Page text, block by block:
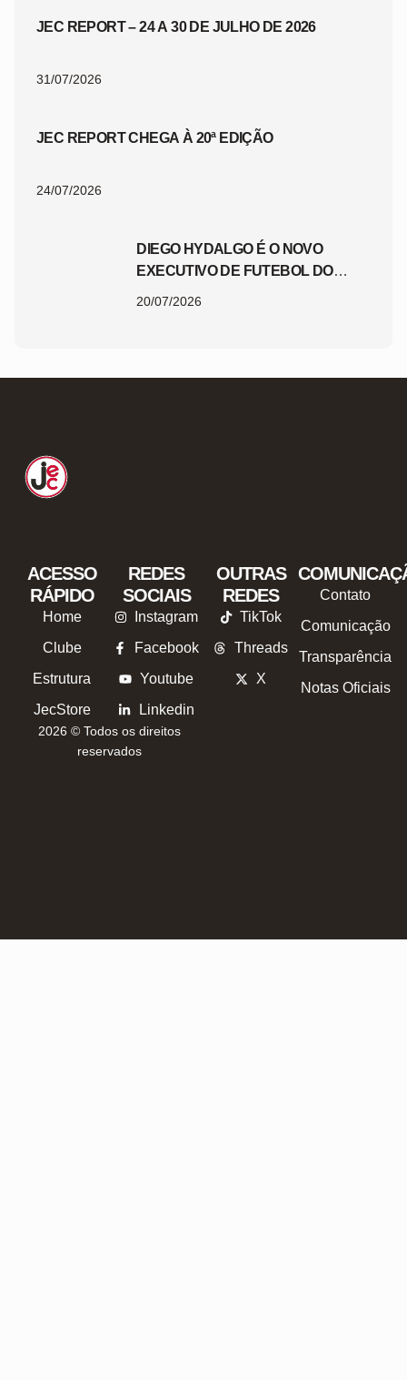
JEC REPORT – 24 A 30 DE JULHO DE 2026
31/07/2026
JEC REPORT CHEGA À 20ª EDIÇÃO
24/07/2026
DIEGO HYDALGO É O NOVO
EXECUTIVO DE FUTEBOL DO
20/07/2026
ACESSO
RÁPIDO
Home
Clube
Estrutura
JecStore
REDES
SOCIAIS
Instagram
Facebook
Youtube
Linkedin
OUTRAS
REDES
TikTok
Threads
X
Contato
Comunicação
Transparência
Notas Oficiais
2026 © Todos os direitos
reservados